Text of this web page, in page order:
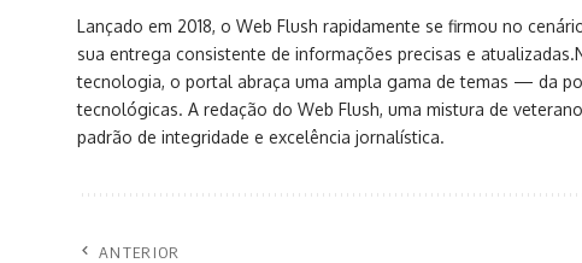
Lançado em 2018, o Web Flush rapidamente se firmou no
sua entrega consistente de informações precisas e
tecnologia, o portal abraça uma ampla gama de temas — da
tecnológicas. A redação do Web Flush, uma mistura de
padrão de integridade e excelência jornalística.
ANTERIOR